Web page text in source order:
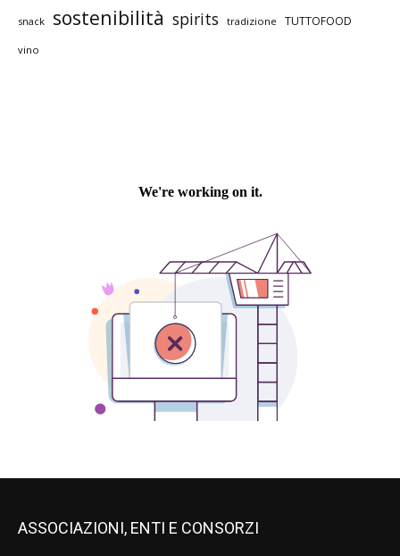
snack sostenibilità spirits tradizione TUTTOFOOD
vino
ASSOCIAZIONI, ENTI E CONSORZI